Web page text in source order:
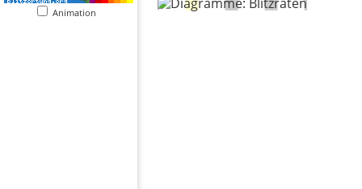
Animation